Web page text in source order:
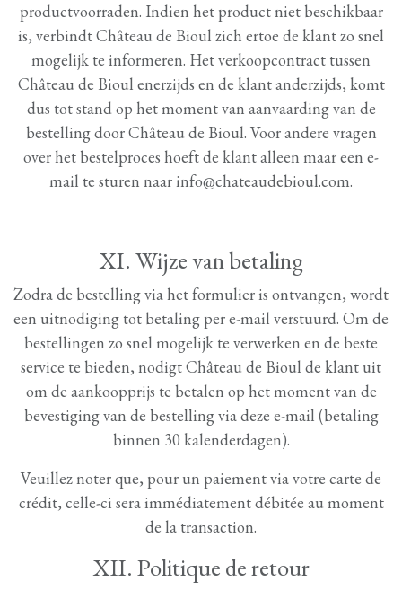
productvoorraden. Indien het product niet beschikbaar
is, verbindt Château de Bioul zich ertoe de klant zo snel
mogelijk te informeren. Het verkoopcontract tussen
Château de Bioul enerzijds en de klant anderzijds, komt
dus tot stand op het moment van aanvaarding van de
bestelling door Château de Bioul. Voor andere vragen
over het bestelproces hoeft de klant alleen maar een e-
mail te sturen naar info@chateaudebioul.com.
XI. Wijze van betaling
Zodra de bestelling via het formulier is ontvangen, wordt
een uitnodiging tot betaling per e-mail verstuurd. Om de
bestellingen zo snel mogelijk te verwerken en de beste
service te bieden, nodigt Château de Bioul de klant uit
om de aankoopprijs te betalen op het moment van de
bevestiging van de bestelling via deze e-mail (betaling
binnen 30 kalenderdagen).
Veuillez noter que, pour un paiement via votre carte de
crédit, celle-ci sera immédiatement débitée au moment
de la transaction.
XII. Politique de retour